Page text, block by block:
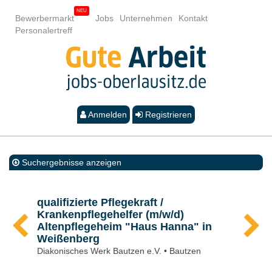
Bewerbermarkt Jobs Unternehmen
Kontakt
Personalertreff
Anmelden Registrieren
Suchergebnisse anzeigen
qualifizierte Pflegekraft /
Krankenpflegehelfer (m/w/d)
Altenpflegeheim "Haus Hanna" in
Weißenberg
Diakonisches Werk Bautzen e.V. • Bautzen